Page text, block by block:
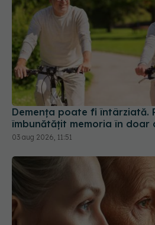
Demența poate fi întârziată.
îmbunătățit memoria în doar
03 aug 2026, 11:51